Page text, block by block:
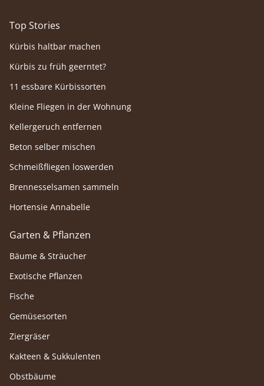
Top Stories
Kürbis haltbar machen
Kürbis zu früh geerntet?
11 essbare Kürbissorten
Kleine Fliegen in der Wohnung
Kellergeruch entfernen
Beton selber mischen
Schmeißfliegen loswerden
Brennesselsamen sammeln
Hortensie Annabelle
Garten & Pflanzen
Bäume & Sträucher
Exotische Pflanzen
Fische
Gemüsesorten
Ziergräser
Kakteen & Sukkulenten
Obstbäume